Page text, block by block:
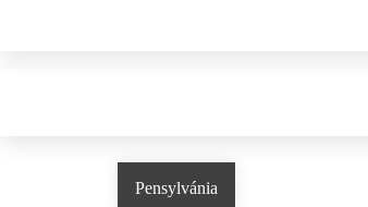
Pensylvánia